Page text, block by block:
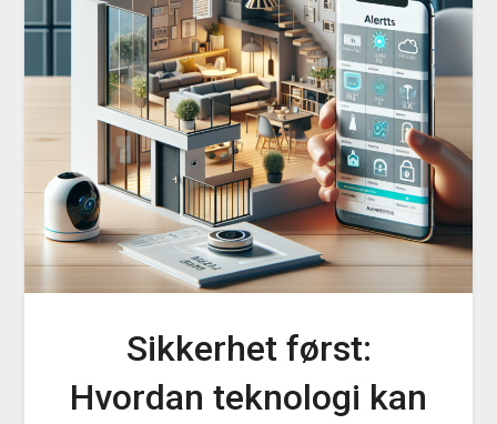
Sikkerhet først:
Hvordan teknologi kan